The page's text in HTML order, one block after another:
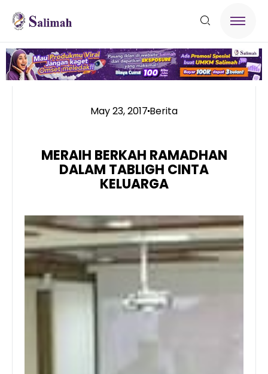
May 23, 2017 Berita
MERAIH BERKAH RAMADHAN
DALAM TABLIGH CINTA
KELUARGA